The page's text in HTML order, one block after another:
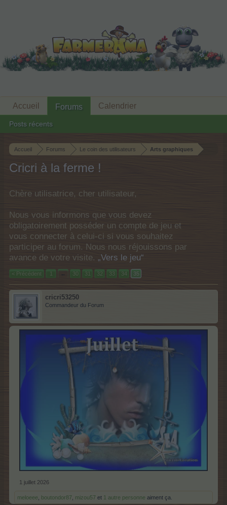
Accueil Forums Le coin des utilisateurs Arts graphiques
Cricri à la ferme !
Chère utilisatrice, cher utilisateur,
Nous vous informons que vous devez
obligatoirement posséder un compte de jeu et
vous connecter à celui-ci si vous souhaitez
participer au forum. Nous nous réjouissons par
avance de votre visite. „Vers le jeu“
< Précédent 1 ← 30 31 32 33 34 35
cricri53250
Commandeur du Forum
1 juillet 2026
meloeee boutondor87 mizou57 et 1 autre personne aiment ça.
Accueil Forums
Posts récents
Calendrier